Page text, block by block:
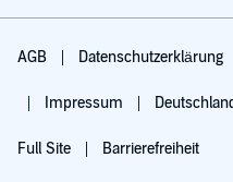
AGB Datenschutzerklärung
Impressum
Full Site Barrierefreiheit